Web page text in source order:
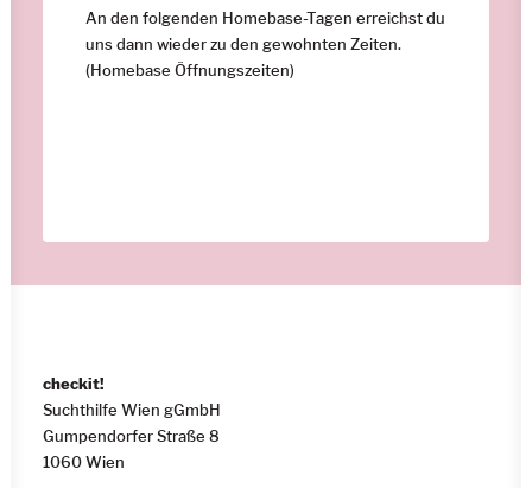
An den folgenden Homebase-Tagen erreichst du
uns dann wieder zu den gewohnten Zeiten.
(Homebase Öffnungszeiten)
checkit!
Suchthilfe Wien gGmbH
Gumpendorfer Straße 8
1060 Wien